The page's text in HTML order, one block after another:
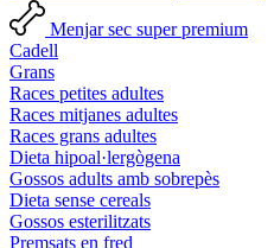
Menjar sec super premium
Cadell
Grans
Races petites adultes
Races mitjanes adultes
Races grans adultes
Dieta hipoal·lergògena
Gossos adults amb sobrepès
Dieta sense cereals
Gossos esterilitzats
Premsats en fred